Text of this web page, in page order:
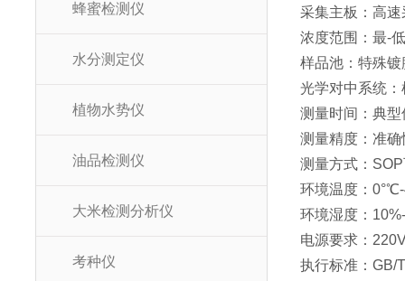
蜂蜜检测仪
水分测定仪
植物水势仪
油品检测仪
大米检测分析仪
考种仪
采集主板：高
浓度范围：最-
样品池：特殊
光学对中系统
测量时间：典
测量精度：准
测量方式：
环境温度：
环境湿度：
电源要求：
执行标准：GB/